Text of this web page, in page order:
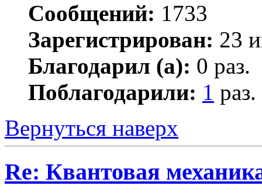
Сообщений: 1733
Зарегистрирован: 23
Благодарил (а): 0 раз.
Поблагодарили: 1 раз.
Вернуться наверх
Re: Квантовая